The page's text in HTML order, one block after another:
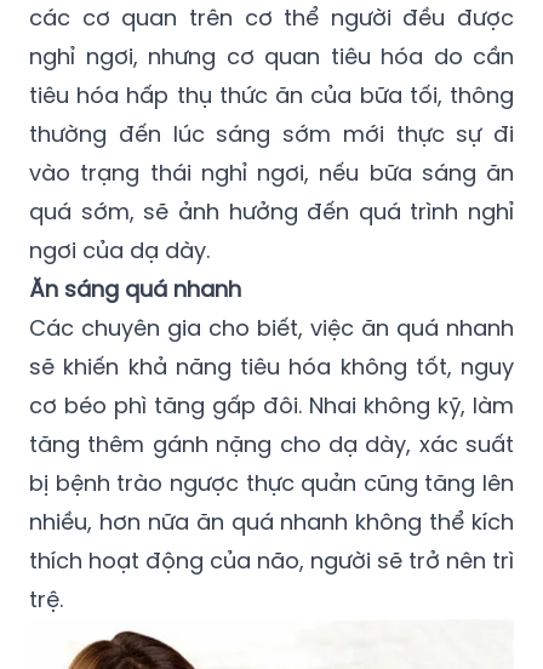
các cơ quan trên cơ thể người đều được
nghỉ ngơi, nhưng cơ quan tiêu hóa do cần
tiêu hóa hấp thụ thức ăn của bữa tối, thông
thường đến lúc sáng sớm mới thực sự đi
vào trạng thái nghỉ ngơi, nếu bữa sáng ăn
quá sớm, sẽ ảnh hưởng đến quá trình nghỉ
ngơi của dạ dày.
Ăn sáng quá nhanh
Các chuyên gia cho biết, việc ăn quá nhanh
sẽ khiến khả năng tiêu hóa không tốt, nguy
cơ béo phì tăng gấp đôi. Nhai không kỹ, làm
tăng thêm gánh nặng cho dạ dày, xác suất
bị bệnh trào ngược thực quản cũng tăng lên
nhiều, hơn nữa ăn quá nhanh không thể kích
thích hoạt động của não, người sẽ trở nên trì
trệ.